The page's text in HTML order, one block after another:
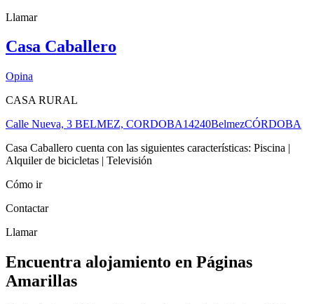
Llamar
Casa Caballero
Opina
CASA RURAL
Calle Nueva, 3 BELMEZ, CORDOBA14240BelmezCÓRDOBA
Casa Caballero cuenta con las siguientes características: Piscina |
Alquiler de bicicletas | Televisión
Cómo ir
Contactar
Llamar
Encuentra alojamiento en Páginas
Amarillas